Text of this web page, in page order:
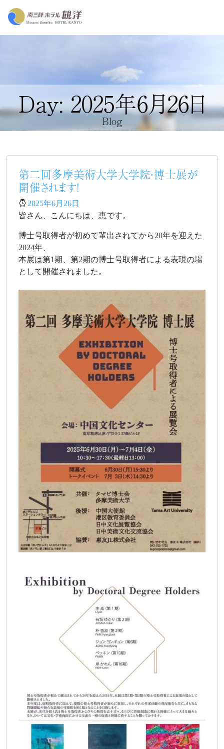
Day: 2025年6月26日
Blog
第二回多摩美術大学大学院・博士展が
開催されます！
2025年6月26日
皆さん、こんにちは、恵です。
博士号取得者が初めて輩出されてから20年を迎えた
2024年、
本展は第1期、第2期の博士号取得者による表現の場
として開催されました。